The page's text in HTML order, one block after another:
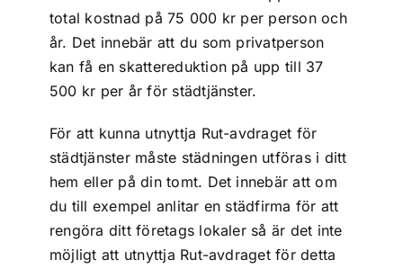
total kostnad på 75 000 kr per person och
år. Det innebär att du som privatperson
kan få en skattereduktion på upp till 37
500 kr per år för städtjänster.
För att kunna utnyttja Rut-avdraget för
städtjänster måste städningen utföras i ditt
hem eller på din tomt. Det innebär att om
du till exempel anlitar en städfirma för att
rengöra ditt företags lokaler så är det inte
möjligt att utnyttja Rut-avdraget för detta